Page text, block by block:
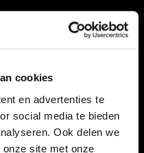
cookies
en advertenties te
social media te bieden
Ook delen we
site met onze